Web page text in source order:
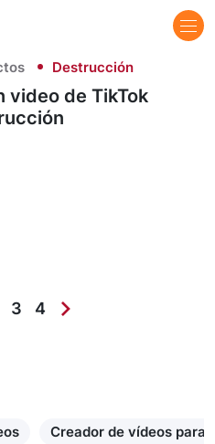
Destrucción
video de TikTok
3 4
Creador de vídeos para